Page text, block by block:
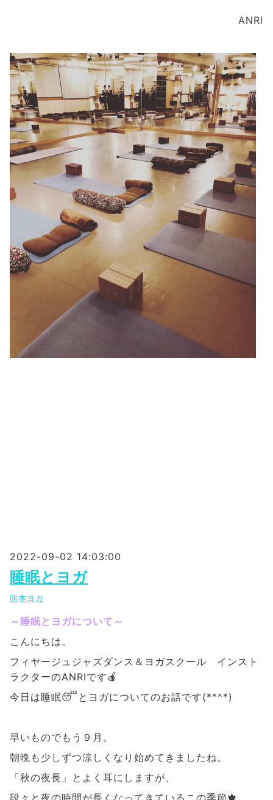
ANRI
2022-09-02 14:03:00
睡眠とヨガ
熊本ヨガ
～睡眠とヨガについて～
こ んにちは。
フィヤージュジャズダンス＆ヨガスクール インスト
ラクターのANRIです🍎
今日は睡眠😴とヨガについてのお話です(*^^*)
早いものでもう９月。
朝晩も少しずつ涼しくなり始めてきましたね。
「秋の夜長」とよく耳にしますが、